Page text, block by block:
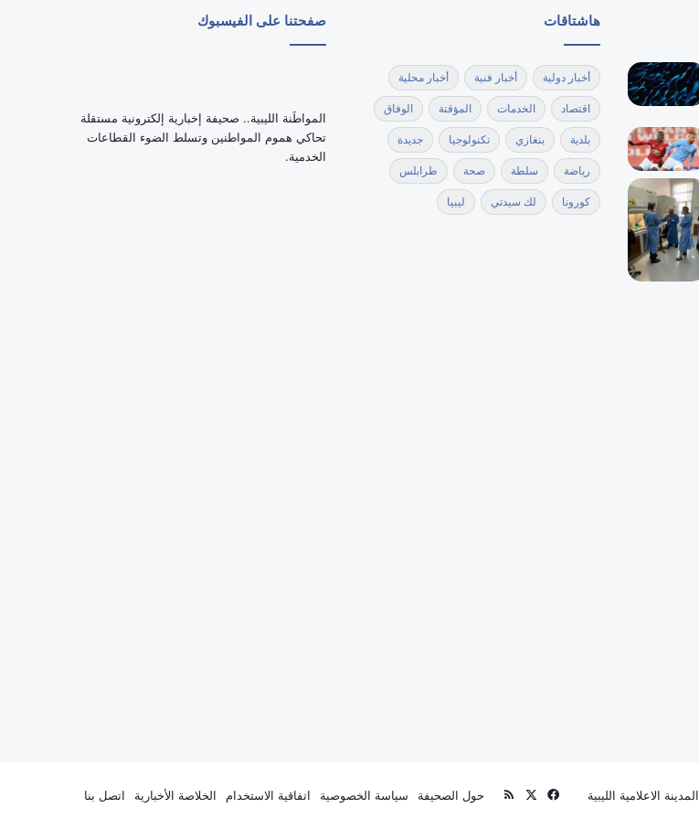
هاشتاقات
أخبار دولية أخبار فنية أخبار محلية
اقتصاد الخدمات المؤقتة الوفاق
بلدية بنغازي تكنولوجيا جديدة
رياضة سلطة صحة طرابلس
كورونا لك سيدتي ليبيا
صفحتنا على الفيسبوك
‏المواطَنة الليبية.. صحيفة إخبارية إلكترونية مستقلة
تحاكي هموم المواطنين وتسلط الضوء القطاعات
الخدمية.
المدينة الاعلامية الليبية حول الصحيفة سياسة الخصوصية اتفاقية الاستخدام الخلاصة الأخبارية اتصل بنا فيسبوكملخص